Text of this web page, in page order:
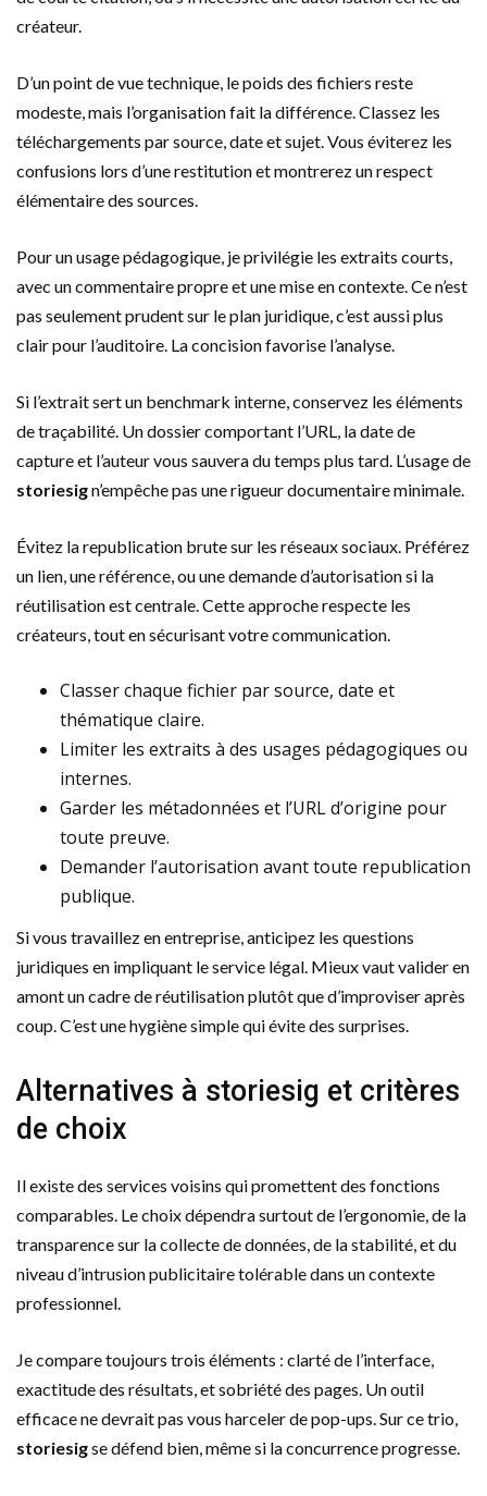
créateur.
D’un point de vue technique, le poids des fichiers reste
modeste, mais l’organisation fait la différence. Classez les
téléchargements par source, date et sujet. Vous éviterez les
confusions lors d’une restitution et montrerez un respect
élémentaire des sources.
Pour un usage pédagogique, je privilégie les extraits courts,
avec un commentaire propre et une mise en contexte. Ce n’est
pas seulement prudent sur le plan juridique, c’est aussi plus
clair pour l’auditoire. La concision favorise l’analyse.
Si l’extrait sert un benchmark interne, conservez les éléments
de traçabilité. Un dossier comportant l’URL, la date de
capture et l’auteur vous sauvera du temps plus tard. L’usage de
storiesign’empêche pas une rigueur documentaire minimale.
Évitez la republication brute sur les réseaux sociaux. Préférez
un lien, une référence, ou une demande d’autorisation si la
réutilisation est centrale. Cette approche respecte les
créateurs, tout en sécurisant votre communication.
Classer chaque fichier par source, date et
thématique claire.
Limiter les extraits à des usages pédagogiques ou
internes.
Garder les métadonnées et l’URL d’origine pour
toute preuve.
Demander l’autorisation avant toute republication
publique.
Si vous travaillez en entreprise, anticipez les questions
juridiques en impliquant le service légal. Mieux vaut valider en
amont un cadre de réutilisation plutôt que d’improviser après
coup. C’est une hygiène simple qui évite des surprises.
Alternatives à storiesig et critères
de choix
Il existe des services voisins qui promettent des fonctions
comparables. Le choix dépendra surtout de l’ergonomie, de la
transparence sur la collecte de données, de la stabilité, et du
niveau d’intrusion publicitaire tolérable dans un contexte
professionnel.
Je compare toujours trois éléments : clarté de l’interface,
exactitude des résultats, et sobriété des pages. Un outil
efficace ne devrait pas vous harceler de pop-ups. Sur ce trio,
storiesigse défend bien, même si la concurrence progresse.